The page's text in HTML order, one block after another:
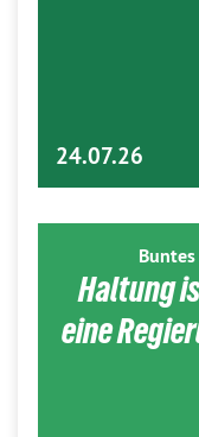
24.07.26
Haltung
eine